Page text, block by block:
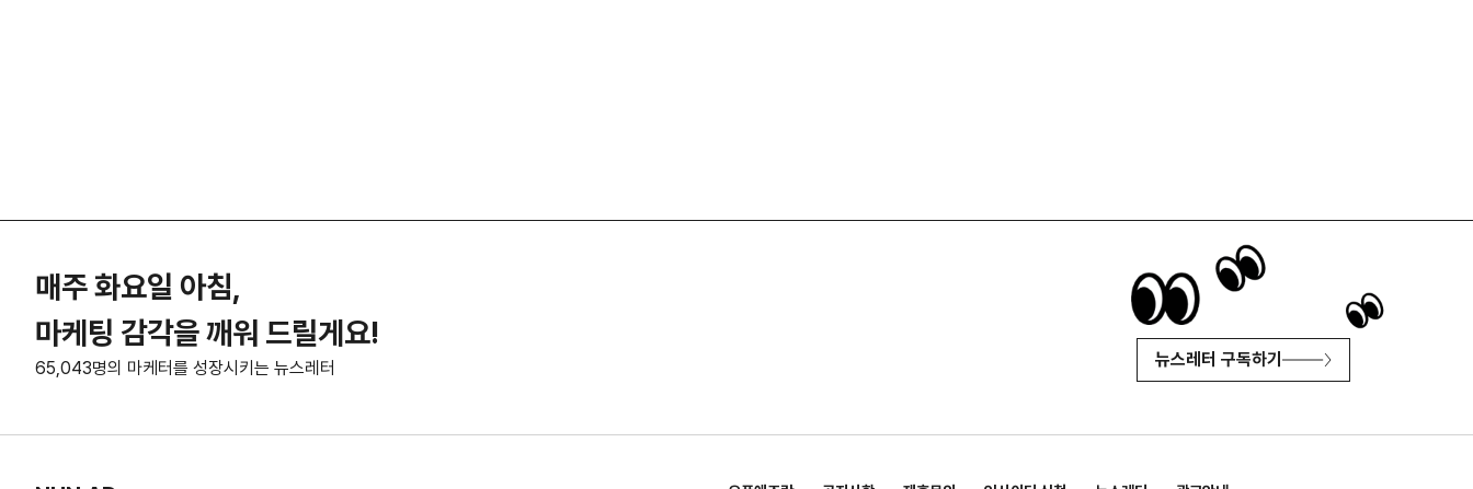
매주 화요일 아침,
마케팅 감각을 깨워 드릴게요!
65,043명의 마케터를 성장시키는 뉴스레터 뉴스레터 구독하기